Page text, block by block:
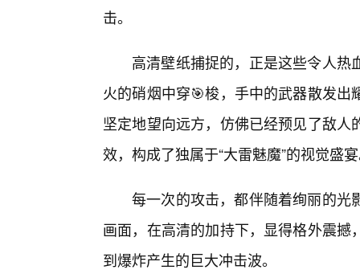
击。
高清壁纸捕捉的，正是这些令人
火的硝烟中穿🎯梭，手中的武器散发
坚定地望向远方，仿佛已经预见了敌
效，构成了独属于“大雷魅魔”的视觉盛
每一次的攻击，都伴随着绚丽的光
画面，在高清的加持下，显得格外震
到爆炸产生的巨大冲击波。